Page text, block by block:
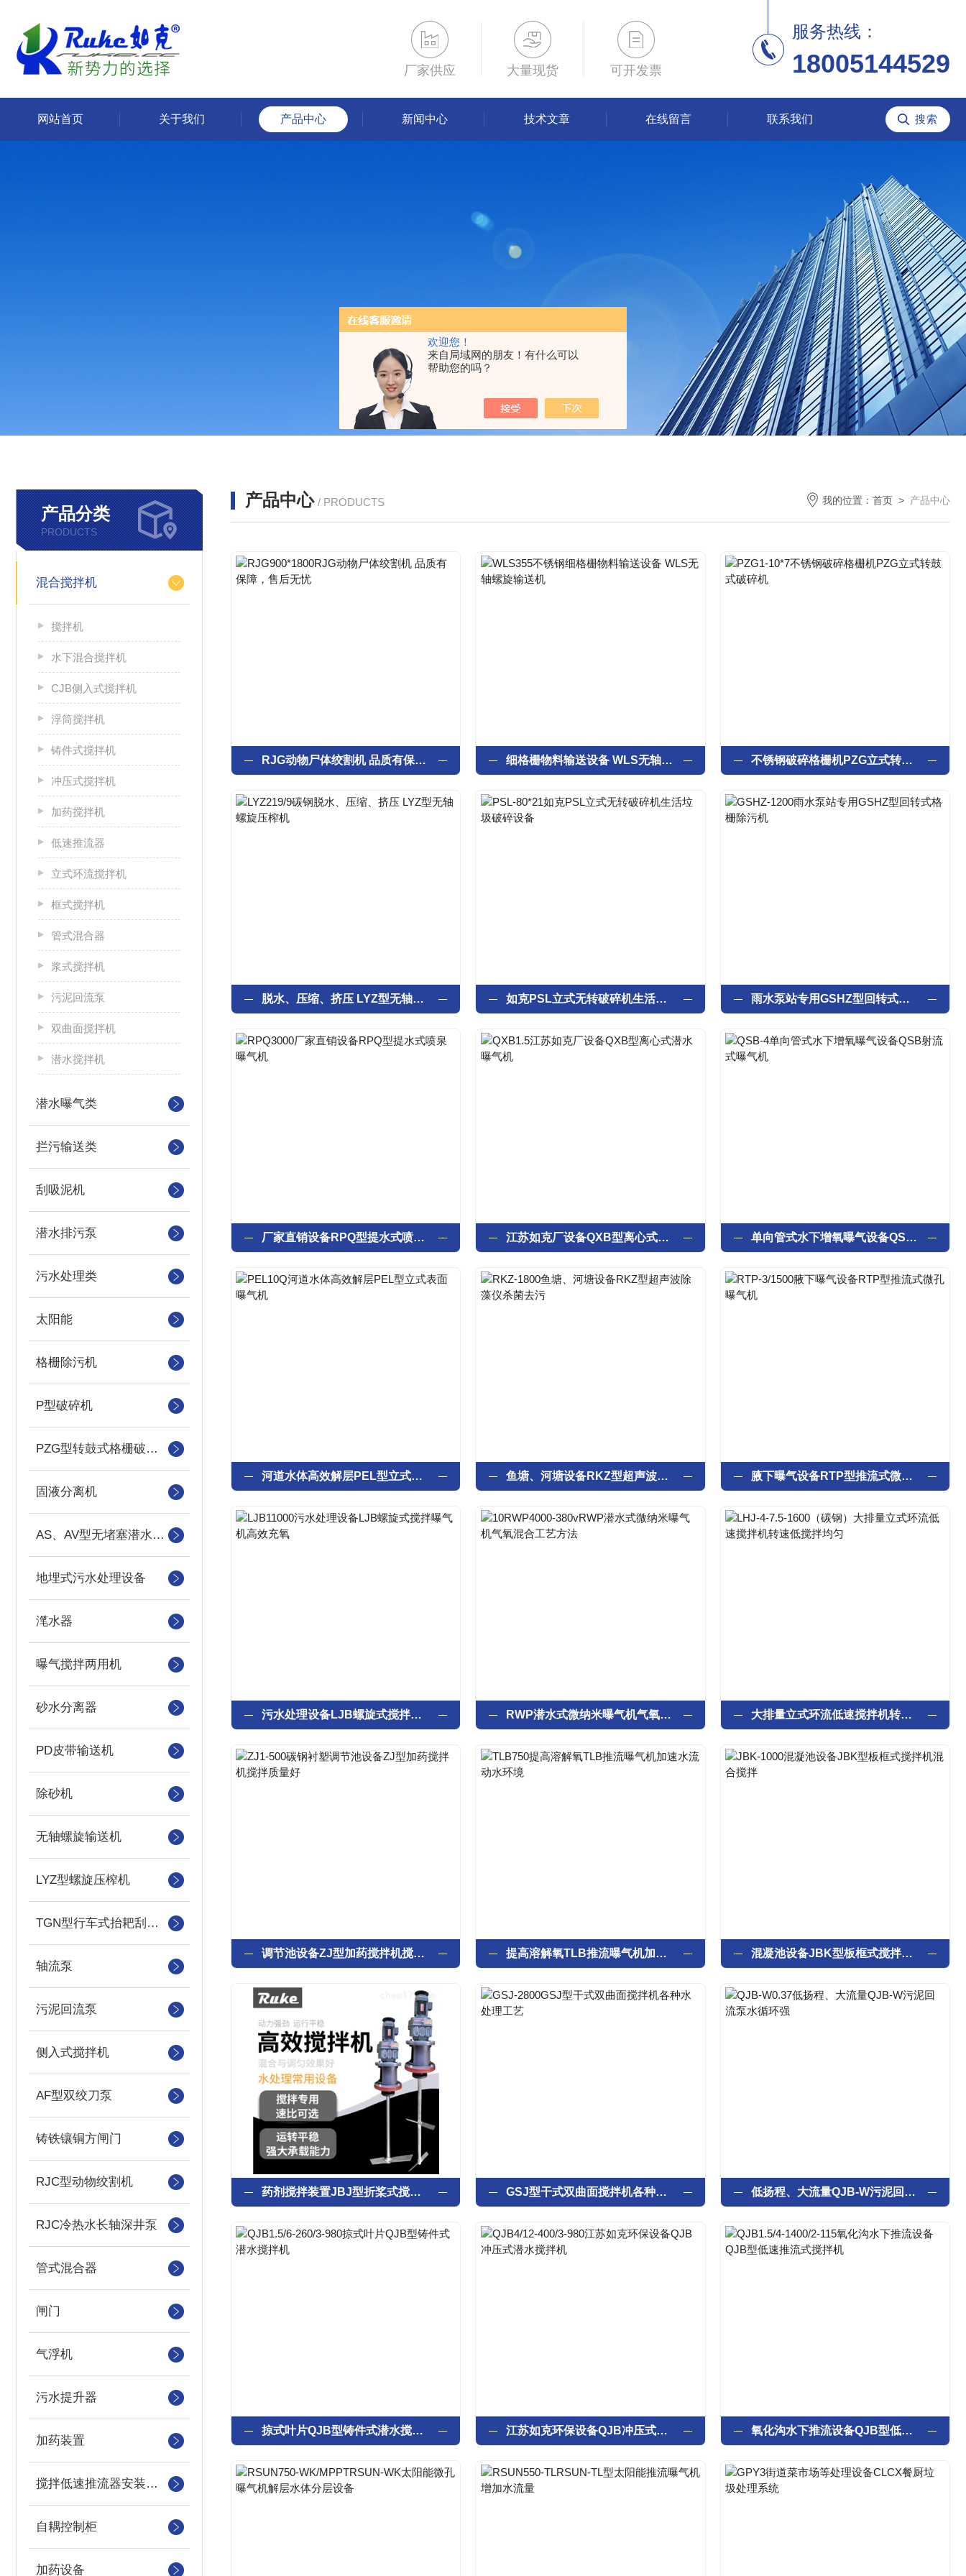
欢迎您！
来自局域网的朋友！有什么可以
帮助您的吗？
厂家供应 大量现货 可开发票
服务热线：
18005144529
网站首页 关于我们 产品中心 新闻中心 技术文章 在线留言 联系我们
产品分类
PRODUCTS
混合搅拌机
搅拌机
水下混合搅拌机
CJB侧入式搅拌机
浮筒搅拌机
铸件式搅拌机
冲压式搅拌机
加药搅拌机
低速推流器
立式环流搅拌机
框式搅拌机
管式混合器
浆式搅拌机
污泥回流泵
双曲面搅拌机
潜水搅拌机
潜水曝气类
拦污输送类
刮吸泥机
潜水排污泵
污水处理类
太阳能
格栅除污机
P型破碎机
PZG型转鼓式格栅破碎机
固液分离机
AS、AV型无堵塞潜水吸砂泵
地埋式污水处理设备
滗水器
曝气搅拌两用机
砂水分离器
PD皮带输送机
除砂机
无轴螺旋输送机
LYZ型螺旋压榨机
TGN型行车式抬耙刮泥（撇渣机）机
轴流泵
污泥回流泵
侧入式搅拌机
AF型双绞刀泵
铸铁镶铜方闸门
RJC型动物绞割机
RJC冷热水长轴深井泵
管式混合器
闸门
气浮机
污水提升器
加药装置
搅拌低速推流器安装系统
自耦控制柜
加药设备
产品中心 / PRODUCTS 我的位置： 首页 > 产品中心
RJG动物尸体绞割机 品质有保障，售后无忧 细格栅物料输送设备 WLS无轴螺旋输送机 不锈钢破碎格栅机PZG立式转鼓式破碎机
脱水、压缩、挤压 LYZ型无轴螺旋压榨机 如克PSL立式无转破碎机生活垃圾破碎设备 雨水泵站专用GSHZ型回转式格栅除污机
厂家直销设备RPQ型提水式喷泉曝气机 江苏如克厂设备QXB型离心式潜水曝气机 单向管式水下增氧曝气设备QSB射流式曝气机
河道水体高效解层PEL型立式表面曝气机 鱼塘、河塘设备RKZ型超声波除藻仪杀菌去污 腋下曝气设备RTP型推流式微孔曝气机
污水处理设备LJB螺旋式搅拌曝气机高效充氧 RWP潜水式微纳米曝气机气氧混合工艺方法 大排量立式环流低速搅拌机转速低搅拌均匀
调节池设备ZJ型加药搅拌机搅拌质量好 提高溶解氧TLB推流曝气机加速水流动水环境 混凝池设备JBK型板框式搅拌机混合搅拌
药剂搅拌装置JBJ型折桨式搅拌机 GSJ型干式双曲面搅拌机各种水处理工艺 低扬程、大流量QJB-W污泥回流泵水循环强
掠式叶片QJB型铸件式潜水搅拌机 江苏如克环保设备QJB冲压式潜水搅拌机 氧化沟水下推流设备QJB型低速推流式搅拌机